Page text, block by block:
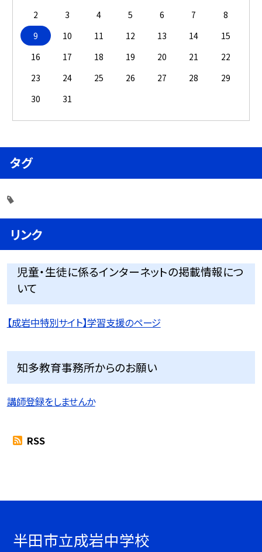
2
3 4 5 6 7
8
9
10 11 12 13 14
15
16
17 18 19 20 21
22
23
24 25 26 27 28
29
30
31
タグ
リンク
児童・生徒に係るインターネットの掲載情報につ
いて
【成岩中特別サイト】学習支援のページ
知多教育事務所からのお願い
講師登録をしませんか
RSS
半田市立成岩中学校